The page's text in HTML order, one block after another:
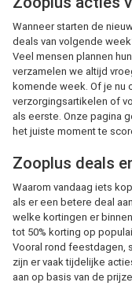
Wanneer starten de
deals van volgende
Veel mensen plannen
verzamelen we altijd
komende week. Of je nu
verzorgingsartikelen of
als eerste. Onze pagina
het juiste moment te
Zooplus deals
Waarom vandaag iets
als er een betere deal
welke kortingen er
tot 50% korting op
Vooral rond feestdagen,
zijn er vaak tijdelijke
aan op basis van de